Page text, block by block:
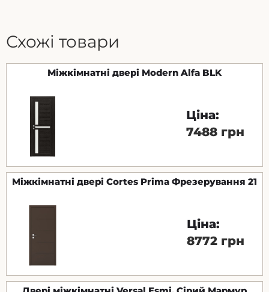
Схожі товари
Міжкімнатні двері Modern Alfa BLK
Ціна:
7488 грн
Міжкімнатні двері Cortes Prima Фрезерування 21
Ціна:
8772 грн